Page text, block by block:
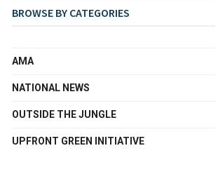
BROWSE BY CATEGORIES
AMA
NATIONAL NEWS
OUTSIDE THE JUNGLE
UPFRONT GREEN INITIATIVE